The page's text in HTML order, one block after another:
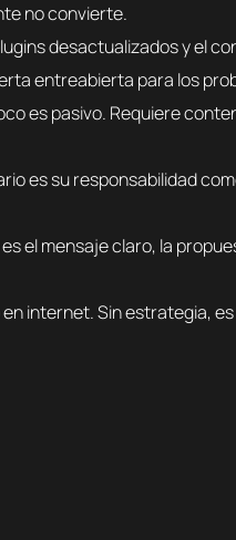
no convierte.
entreabierta para los